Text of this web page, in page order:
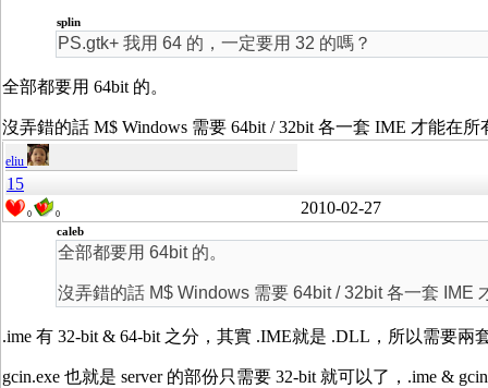
splin
PS.gtk+ 我用 64 的，一定要用 32 的嗎？
全部都要用 64bit 的。
沒弄錯的話 M$ Windows 需要 64bit / 32bit 各一套 IME 才能在
eliu
15
0 0 2010-02-27
caleb
全部都要用 64bit 的。
沒弄錯的話 M$ Windows 需要 64bit / 32bit 各一套 IME
.ime 有 32-bit & 64-bit 之分，其實 .IME就是 .DLL，所以需要兩
gcin.exe 也就是 server 的部份只需要 32-bit 就可以了，.ime &